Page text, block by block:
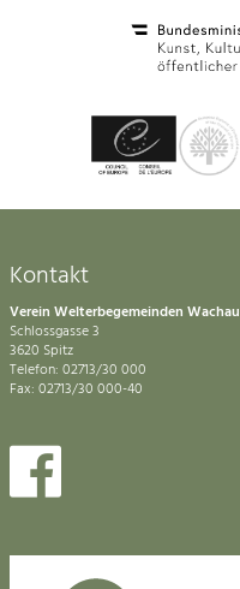
Kontakt
Verein Welterbegemeinden Wachau
Schlossgasse 3
3620 Spitz
Telefon: 02713/30 000
Fax: 02713/30 000-40